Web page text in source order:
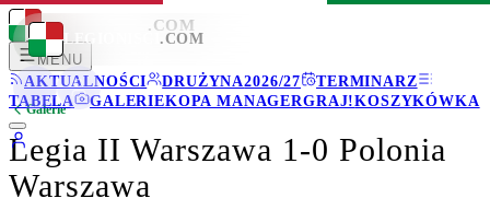
LEGIONISCI .COM
MENU
AKTUALNOŚCI
DRUŻYNA2026/27
TERMINARZ
TABELA
GALERIEKOPA MANAGERGRAJ!KOSZYKÓWKA
LEGIONISCI .COM
Galerie
Legia II Warszawa 1-0 Polonia
Warszawa